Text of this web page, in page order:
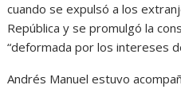
cuando se expulsó a los
República y se promulgó la
“deformada por los intereses
Andrés Manuel estuvo